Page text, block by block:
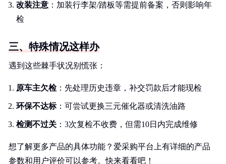
改装注意 ：加装行李架/踏板等需提前备案，否则影响年
检
三、特殊情况这样办
遇到这些棘手状况别慌张：
原车主欠检：先处理历史违章，补交罚款后才能现检
环保不达标：可尝试更换三元催化器或清洗油路
检测不过关 ：3次复检不收费，但需10日内完成维修
想了解更多产品的具体功能？爱采购平台上有详细的产品
参数和用户评价可以参考。快来看看吧！